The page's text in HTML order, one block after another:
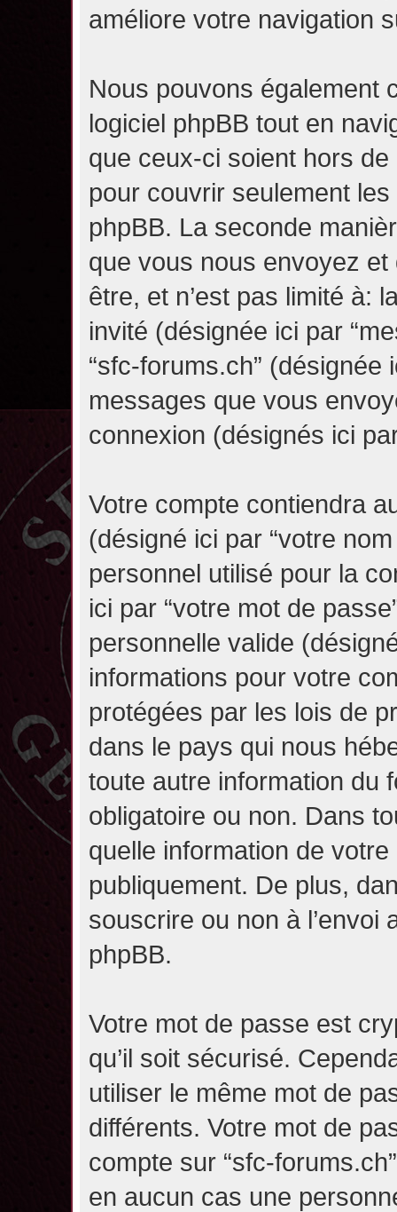
améliore votre navigation
Nous pouvons également
logiciel phpBB tout en
que ceux-ci soient hors
pour couvrir seulement
phpBB. La seconde
que vous nous envoyez
être, et n’est pas limité à:
invité (désignée ici par
“sfc-forums.ch” (désignée
messages que vous
connexion (désignés ici
Votre compte contiendra
(désigné ici par “votre
personnel utilisé pour la
ici par “votre mot de
personnelle valide
informations pour votre
protégées par les lois de
dans le pays qui nous
toute autre information du
obligatoire ou non. Dans
quelle information de
publiquement. De plus,
souscrire ou non à l’envoi
phpBB.
Votre mot de passe est
qu’il soit sécurisé.
utiliser le même mot de
différents. Votre mot de
compte sur “sfc-
en aucun cas une